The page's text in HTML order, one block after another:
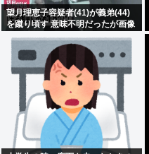
望月理恵子容疑者(41)が義弟(44)
を蹴り頃す 意味不明だったが画像
みて納得